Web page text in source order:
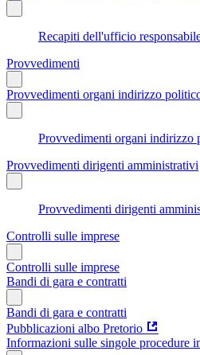
Recapiti dell'ufficio
Provvedimenti
Provvedimenti organi indirizzo
Provvedimenti organi indirizzo
Provvedimenti dirigenti amministrativi
Provvedimenti dirigenti
Controlli sulle imprese
Controlli sulle imprese
Bandi di gara e contratti
Bandi di gara e contratti
Pubblicazioni albo Pretorio
Informazioni sulle singole procedure